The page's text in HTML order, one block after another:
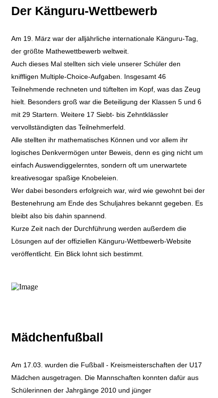
Der Känguru-Wettbewerb
Am 19. März war der alljährliche internationale Känguru-Tag,
der größte Mathewettbewerb weltweit.
Auch dieses Mal stellten sich viele unserer Schüler den
kniffligen Multiple-Choice-Aufgaben. Insgesamt 46
Teilnehmende rechneten und tüftelten im Kopf, was das Zeug
hielt. Besonders groß war die Beteiligung der Klassen 5 und 6
mit 29 Startern. Weitere 17 Siebt- bis Zehntklässler
vervollständigten das Teilnehmerfeld.
Alle stellten ihr mathematisches Können und vor allem ihr
logisches Denkvermögen unter Beweis, denn es ging nicht um
einfach Auswendiggelerntes, sondern oft um unerwartete
kreativesogar spaßige Knobeleien.
Wer dabei besonders erfolgreich war, wird wie gewohnt bei der
Bestenehrung am Ende des Schuljahres bekannt gegeben. Es
bleibt also bis dahin spannend.
Kurze Zeit nach der Durchführung werden außerdem die
Lösungen auf der offiziellen Känguru-Wettbewerb-Website
veröffentlicht. Ein Blick lohnt sich bestimmt.
Mädchenfußball
Am 17.03. wurden die Fußball - Kreismeisterschaften der U17
Mädchen ausgetragen. Die Mannschaften konnten dafür aus
Schülerinnen der Jahrgänge 2010 und jünger